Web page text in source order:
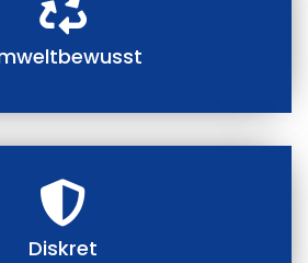
Diskret